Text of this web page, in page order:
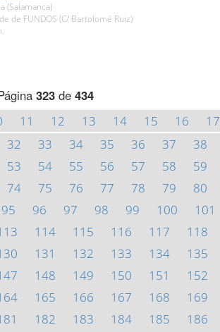
(Salamanca)
de FUNDOS (C/ Bartolomé Ruiz)
323de 434
11 12 13 14 15 16 17
32
33 34 35 36 37 38
53
54 55 56 57 58 59
74
75 76 77 78 79 80
95
96 97 98 99 100 101
114 115 116 117 118
131 132 133 134 135
148 149 150 151 152
165 166 167 168 169
182 183 184 185 186